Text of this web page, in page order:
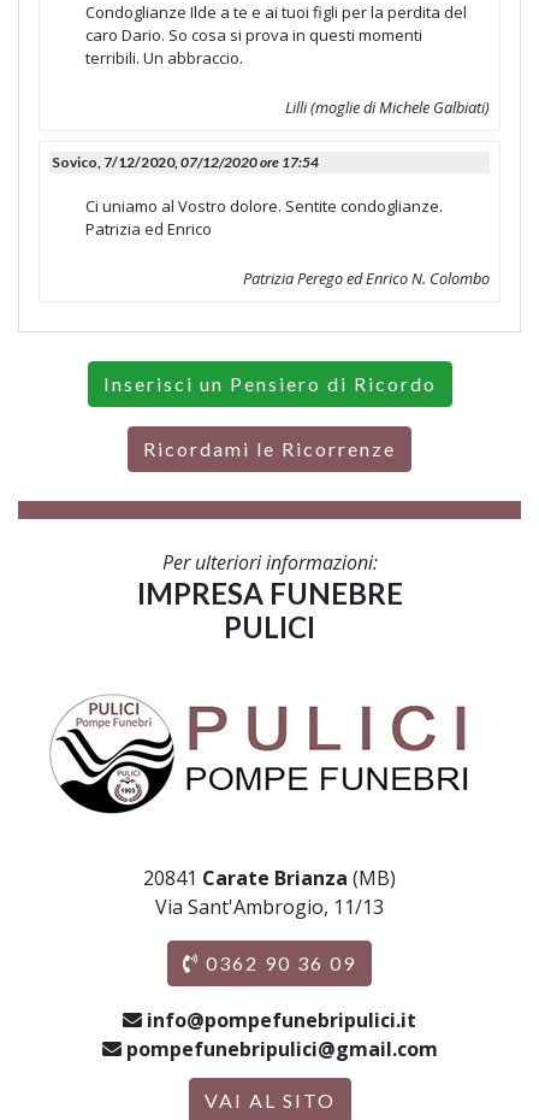
Condoglianze Ilde a te e ai tuoi figli per la perdita del
caro Dario. So cosa si prova in questi momenti
terribili. Un abbraccio.
Lilli (moglie di Michele Galbiati)
Sovico, 7/12/2020,07/12/2020 ore 17:54
Ci uniamo al Vostro dolore. Sentite condoglianze.
Patrizia ed Enrico
Patrizia Perego ed Enrico N. Colombo
Inserisci un Pensiero di Ricordo
Ricordami le Ricorrenze
Per ulteriori informazioni:
IMPRESA FUNEBRE
PULICI
20841 Carate Brianza (MB)
Via Sant'Ambrogio, 11/13
0362 90 36 09
info@pompefunebripulici.it
pompefunebripulici@gmail.com
VAI AL SITO